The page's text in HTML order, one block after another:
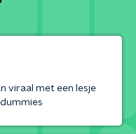
viraal met een lesje